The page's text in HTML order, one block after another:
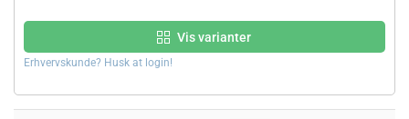
Vis varianter
Erhvervskunde? Husk at login!